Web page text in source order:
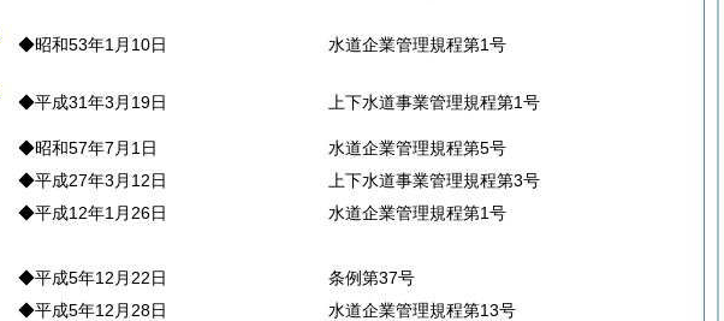
◆昭和53年1月10日 水道企業管理規程第1号
◆平成31年3月19日 上下水道事業管理規程第1号
◆昭和57年7月1日
水道企業管理規程第5号
◆平成27年3月12日
上下水道事業管理規程第3号
◆平成12年1月26日
水道企業管理規程第1号
◆平成5年12月22日
条例第37号
◆平成5年12月28日
水道企業管理規程第13号